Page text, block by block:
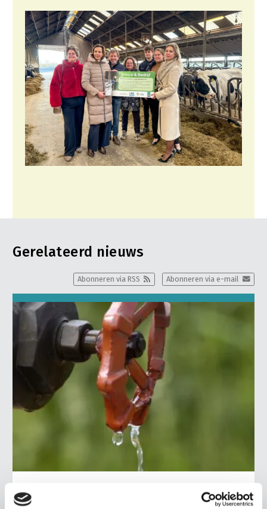
Gerelateerd nieuws
Abonneren via e-mail
Abonneren via RSS
5 AUGUSTUS 2026